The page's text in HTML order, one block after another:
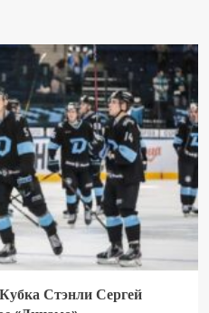
Стэнли Сергей